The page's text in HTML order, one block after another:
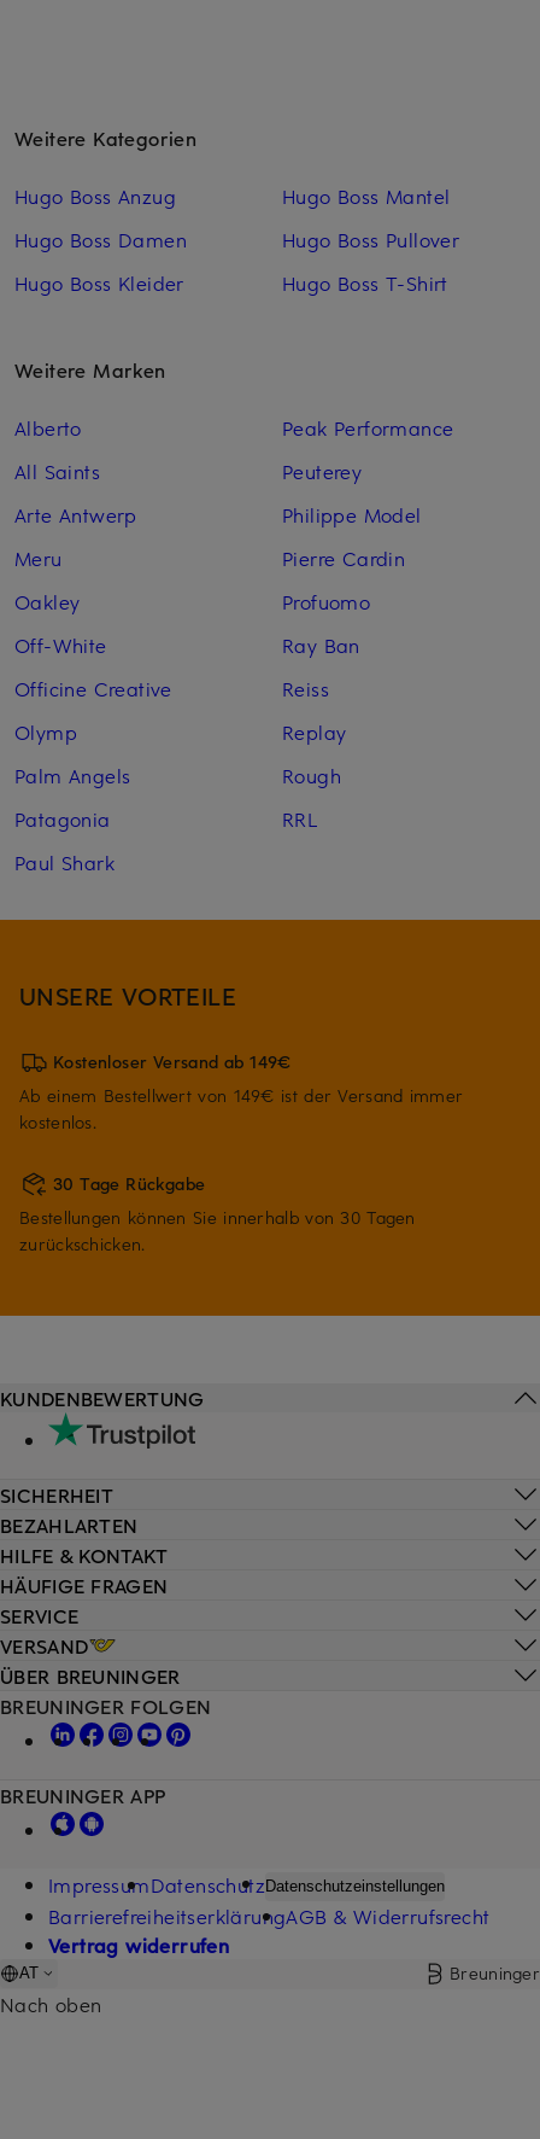
Weitere Kategorien
Hugo Boss Anzug
Hugo Boss Damen
Hugo Boss Kleider
Hugo Boss Mantel
Hugo Boss Pullover
Hugo Boss T-Shirt
Weitere Marken
Alberto
All Saints
Arte Antwerp
Meru
Oakley
Off-White
Officine Creative
Olymp
Palm Angels
Patagonia
Paul Shark
Peak Performance
Peuterey
Philippe Model
Pierre Cardin
Profuomo
Ray Ban
Reiss
Replay
Rough
RRL
UNSERE VORTEILE
Kostenloser Versand ab 149€
Ab einem Bestellwert von 149€ ist der Versand immer
kostenlos.
30 Tage Rückgabe
Bestellungen können Sie innerhalb von 30 Tagen
zurückschicken.
HILFE & KONTAKT
HÄUFIGE FRAGEN
SERVICE
VERSAND
KUNDENBEWERTUNG
SICHERHEIT
BEZAHLARTEN
ÜBER BREUNINGER
BREUNINGER FOLGEN
BREUNINGER APP
ImpressumDatenschutz Datenschutzeinstellungen
BarrierefreiheitserklärungAGB & Widerrufsrecht
Vertrag widerrufen
AT Breuninger
Nach oben